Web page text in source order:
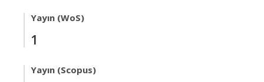
Yayın (WoS)
1
Yayın (Scopus)